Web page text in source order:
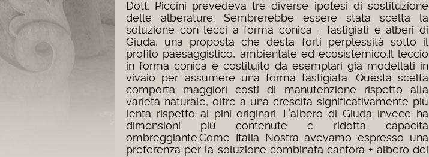
Dott. Piccini prevedeva tre diverse ipotesi di sostituzione
delle alberature. Sembrerebbe essere stata scelta la
soluzione con lecci a forma conica - fastigiati e alberi di
Giuda, una proposta che desta forti perplessità sotto il
profilo paesaggistico, ambientale ed ecosistemico. Il leccio
in forma conica è costituito da esemplari già modellati in
vivaio per assumere una forma fastigiata. Questa scelta
comporta maggiori costi di manutenzione rispetto alla
varietà naturale, oltre a una crescita significativamente più
lenta rispetto ai pini originari. L’albero di Giuda invece ha
dimensioni più contenute e ridotta capacità
ombreggiante.Come Italia Nostra avevamo espresso una
preferenza per la soluzione combinata canfora + albero dei